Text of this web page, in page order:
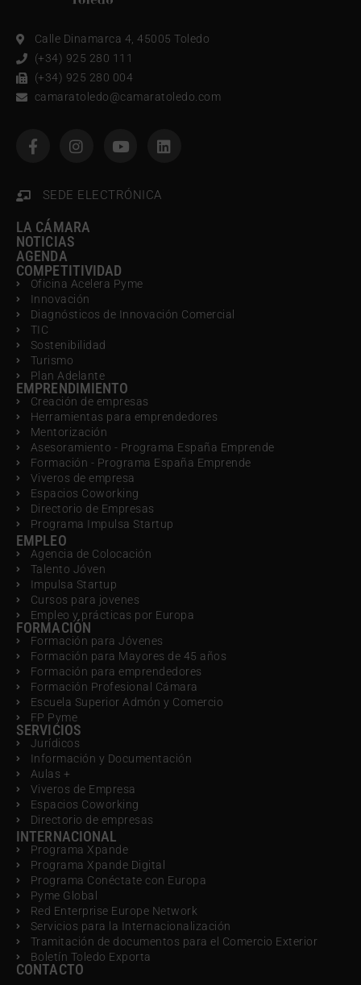
Calle Dinamarca 4, 45005 Toledo
(+34) 925 280 111
(+34) 925 280 004
camaratoledo@camaratoledo.com
SEDE ELECTRÓNICA
LA CÁMARA
NOTICIAS
AGENDA
COMPETITIVIDAD
Oficina Acelera Pyme
Innovación
Diagnósticos de Innovación Comercial
TIC
Sostenibilidad
Turismo
Plan Adelante
EMPRENDIMIENTO
Creación de empresas
Herramientas para emprendedores
Mentorización
Asesoramiento - Programa España Emprende
Formación - Programa España Emprende
Viveros de empresa
Espacios Coworking
Directorio de Empresas
Programa Impulsa Startup
EMPLEO
Agencia de Colocación
Talento Jóven
Impulsa Startup
Cursos para jovenes
Empleo y prácticas por Europa
FORMACIÓN
Formación para Jóvenes
Formación para Mayores de 45 años
Formación para emprendedores
Formación Profesional Cámara
Escuela Superior Admón y Comercio
FP Pyme
SERVICIOS
Jurídicos
Información y Documentación
Aulas +
Viveros de Empresa
Espacios Coworking
Directorio de empresas
INTERNACIONAL
Programa Xpande
Programa Xpande Digital
Programa Conéctate con Europa
Pyme Global
Red Enterprise Europe Network
Servicios para la Internacionalización
Tramitación de documentos para el Comercio Exterior
Boletín Toledo Exporta
CONTACTO